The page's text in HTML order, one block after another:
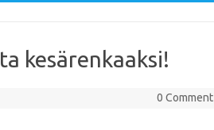
kesärenkaaksi!
0 Comment